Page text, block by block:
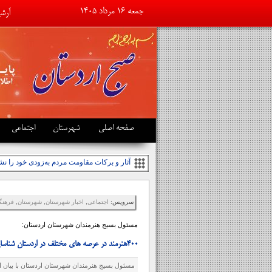
جمعه ۱۶ مرداد ۱۴۰۵
صفحه اصلی شهرستان اجتماعی
نبا_
سرویس: اجتماعی اخبار شهرستان شهرستان
مسئول بسیج هنرمندان شهرستان اردستان:
۴۰۰هنرمند در عرصه های مختلف در اردستان شناسایی شد